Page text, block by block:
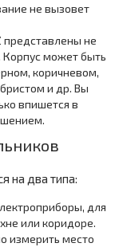
не вызовет
представлены не
Корпус может быть
коричневом,
и др. Вы
впишется в
на два типа:
для
или коридоре.
измерить место